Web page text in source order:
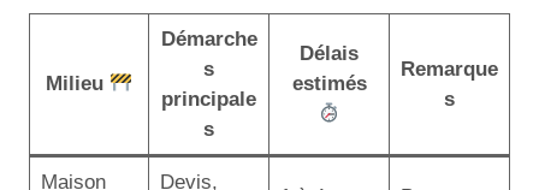
Milieu
Démarche
s
principale
s
Délais
estimés
Remarque
s
Maison Devis,